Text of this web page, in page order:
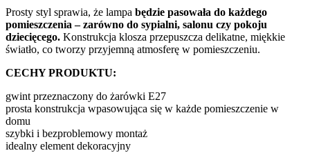
Prosty styl sprawia, że lampa będzie pasowała do każdego
pomieszczenia – zarówno do sypialni, salonu czy pokoju
dziecięcego. Konstrukcja klosza przepuszcza delikatne, miękkie
światło, co tworzy przyjemną atmosferę w pomieszczeniu.
CECHY PRODUKTU:
gwint przeznaczony do żarówki E27
prosta konstrukcja wpasowująca się w każde pomieszczenie w
domu
szybki i bezproblemowy montaż
idealny element dekoracyjny